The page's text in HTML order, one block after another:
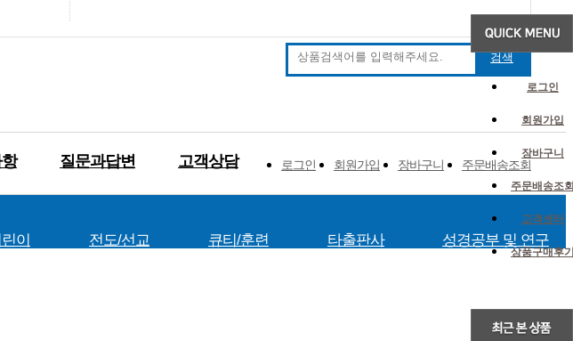
로그인
회원가입
장바구니
주문배송조
고객센터
상품구매후
검색
질문과답변 고객상담 로그인 회원가입 장바구니 주문배송조회
이 전도/선교 큐티/훈련 타출판사 성경공부 및 연구